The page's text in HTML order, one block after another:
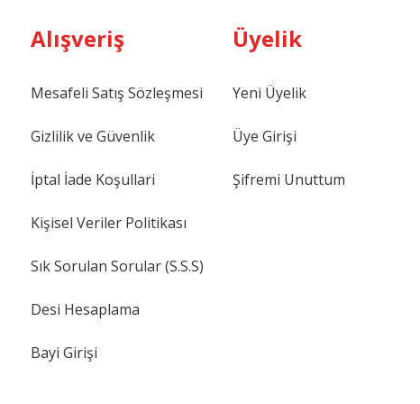
Alışveriş
Mesafeli Satış Sözleşmesi
Gizlilik ve Güvenlik
İptal İade Koşullari
Kişisel Veriler Politikası
Sık Sorulan Sorular (S.S.S)
Desi Hesaplama
Bayi Girişi
Üyelik
Yeni Üyelik
Üye Girişi
Şifremi Unuttum